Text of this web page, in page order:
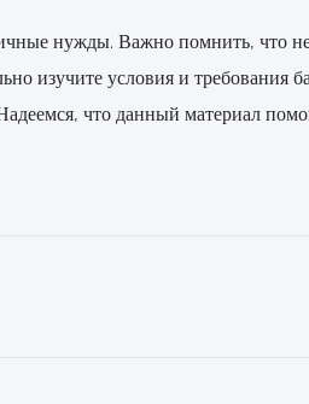
нужды. Важно помнить, что
изучите условия и требования
что данный материал помог